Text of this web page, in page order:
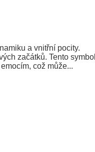
a vnitřní pocity.
začátků. Tento symbol
což může...